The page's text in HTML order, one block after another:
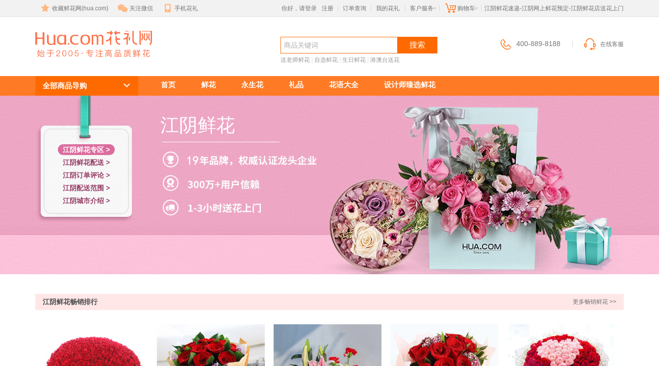
收藏鲜花网(hua.com) 关注微信 手机花礼 你好，请登录 注册 订单查询 我的花礼 客户服务 购物车 江阴鲜花速递-江阴网上鲜花预定-江阴鲜花店送花上门
江阴鲜花
搜索
送老师鲜花 自选鲜花 生日鲜花 港澳台送花
400-889-8188 在线客服
全部商品导购 首页 鲜花 永生花 礼品 花语大全 设计师臻选鲜花
江阴鲜花专区 >
江阴鲜花配送 >
江阴订单评论 >
江阴配送范围 >
江阴城市介绍 >
江阴鲜花
更多畅销鲜花 >>
江阴鲜花畅销排行